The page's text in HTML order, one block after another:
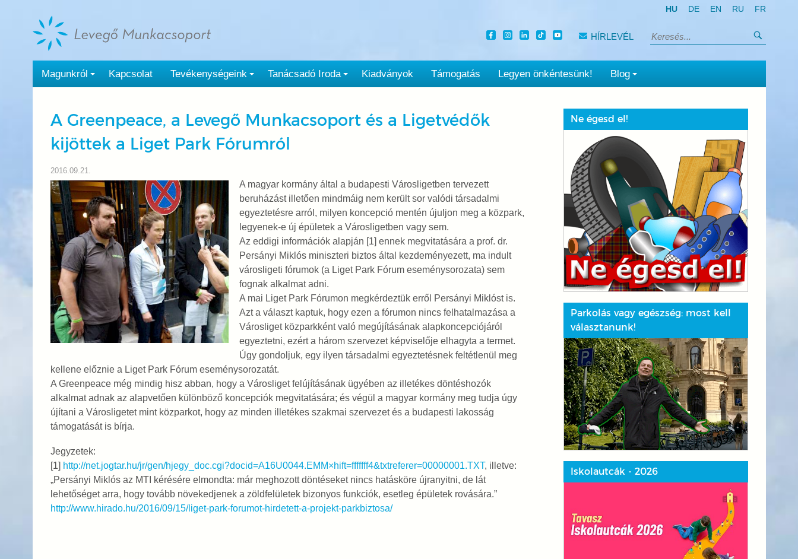
tartalomra
HU DE EN RU FR
HÍRLEVÉL Keresés:
Magunkról Kapcsolat Tevékenységeink Tanácsadó Iroda Kiadványok Támogatás Legyen önkéntesünk! Blog
A Greenpeace, a Levegő Munkacsoport és a Ligetvédők
kijöttek a Liget Park Fórumról
2016.09.21.
A magyar kormány által a budapesti Városligetben tervezett
beruházást illetően mindmáig nem került sor valódi társadalmi
egyeztetésre arról, milyen koncepció mentén újuljon meg a közpark,
legyenek-e új épületek a Városligetben vagy sem.
Az eddigi információk alapján [1] ennek megvitatására a prof. dr.
Persányi Miklós miniszteri biztos által kezdeményezett, ma indult
városligeti fórumok (a Liget Park Fórum eseménysorozata) sem
fognak alkalmat adni.
A mai Liget Park Fórumon megkérdeztük erről Persányi Miklóst is.
Azt a választ kaptuk, hogy ezen a fórumon nincs felhatalmazása a
Városliget közparkként való megújításának alapkoncepciójáról
egyeztetni, ezért a három szervezet képviselője elhagyta a termet.
Úgy gondoljuk, egy ilyen társadalmi egyeztetésnek feltétlenül meg
kellene előznie a Liget Park Fórum eseménysorozatát.
A Greenpeace még mindig hisz abban, hogy a Városliget felújításának ügyében az illetékes döntéshozók
alkalmat adnak az alapvetően különböző koncepciók megvitatására; és végül a magyar kormány meg tudja úgy
újítani a Városligetet mint közparkot, hogy az minden illetékes szakmai szervezet és a budapesti lakosság
támogatását is bírja.
Jegyzetek:
[1] http://net.jogtar.hu/jr/gen/hjegy_doc.cgi?docid=A16U0044.EMM×hift=fffffff4&txtreferer=00000001.TXT, illetve:
„Persányi Miklós az MTI kérésére elmondta: már meghozott döntéseket nincs hatásköre újranyitni, de lát
lehetőséget arra, hogy tovább növekedjenek a zöldfelületek bizonyos funkciók, esetleg épületek rovására.”
http://www.hirado.hu/2016/09/15/liget-park-forumot-hirdetett-a-projekt-parkbiztosa/
Ne égesd el!
Parkolás vagy egészség: most kell
választanunk!
Iskolautcák - 2026